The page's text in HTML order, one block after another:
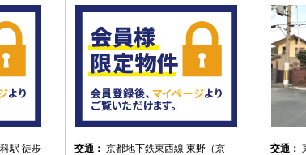
駅 徒歩
交通： 京都地下鉄東西線 東野（京
交通：